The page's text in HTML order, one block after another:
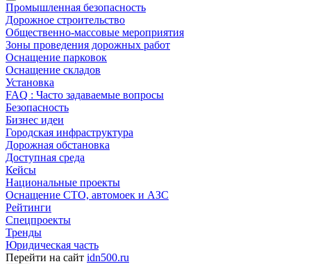
Промышленная безопасность
Дорожное строительство
Общественно‑массовые мероприятия
Зоны проведения дорожных работ
Оснащение парковок
Оснащение складов
Установка
FAQ : Часто задаваемые вопросы
Безопасность
Бизнес идеи
Городская инфраструктура
Дорожная обстановка
Доступная среда
Кейсы
Национальные проекты
Оснащение СТО, автомоек и АЗС
Рейтинги
Спецпроекты
Тренды
Юридическая часть
Перейти на сайт idn500.ru